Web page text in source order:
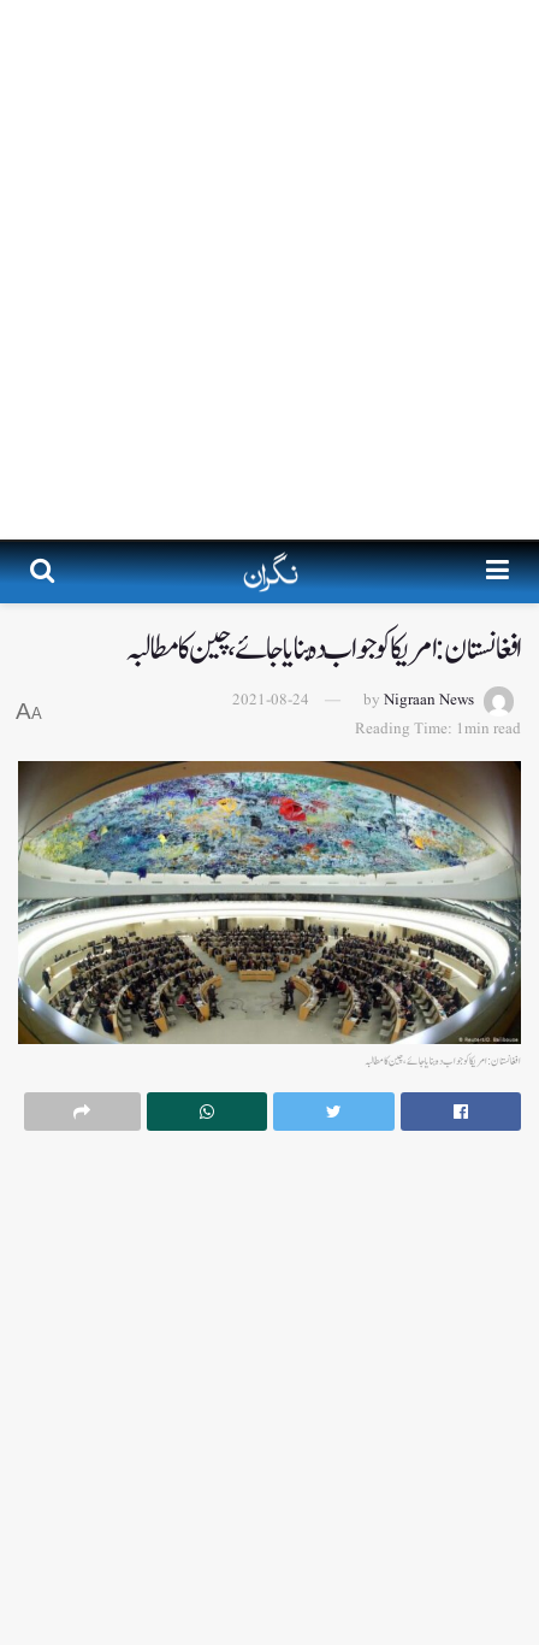
افغانستان: امریکا کو جواب دہ بنایا جائے، چین کا مطالبہ
by Nigraan News
2021-08-24
Reading Time: 1min read
A
A
افغانستان: امریکا کو جواب دہ بنایا جائے، چین کا مطالبہ